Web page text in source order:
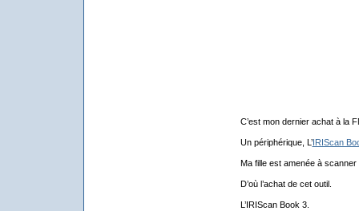
C’est mon dernier achat à la
Un périphérique, L’IRIScan
Ma fille est amenée à
D’où l’achat de cet outil.
L’IRIScan Book 3.